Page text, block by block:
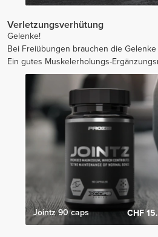
Verletzungsverhütung
Gelenke!
Bei Freiübungen brauchen die
Ein gutes Muskelerholungs-
Jointz 90 caps CHF